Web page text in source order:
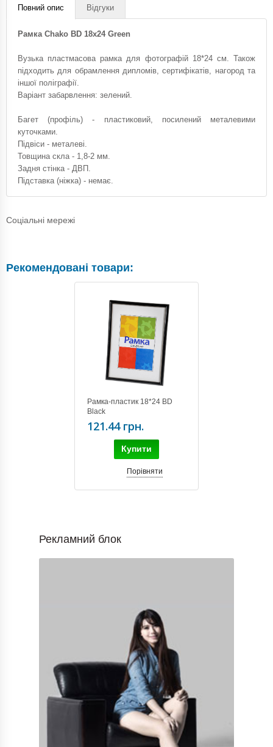
Повний опис Відгуки
Рамка Chako BD 18x24 Green
Вузька пластмасова рамка для фотографій 18*24 см. Також
підходить для обрамлення дипломів, сертифікатів, нагород та
іншої поліграфії.
Варіант забарвлення: зелений.
Багет (профіль) - пластиковий, посилений металевими
куточками.
Підвіси - металеві.
Товщина скла - 1,8-2 мм.
Задня стінка - ДВП.
Підставка (ніжка) - немає.
Соціальні мережі
Рекомендовані товари:
Рамка-пластик 18*24 BD
Black
121.44 грн.
Купити
Порівняти
Рекламний блок